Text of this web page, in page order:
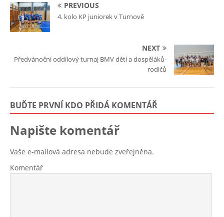
PREVIOUS
4. kolo KP juniorek v Turnově
NEXT
Předvánoční oddílový turnaj BMV dětí a dospěláků-
rodičů
BUĎTE PRVNÍ KDO PŘIDÁ KOMENTÁŘ
Napište komentář
Vaše e-mailová adresa nebude zveřejněna.
Komentář